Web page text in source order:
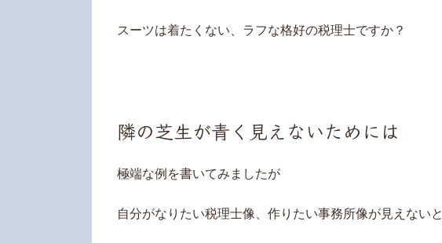
スーツは着たくない、ラフな格好の税理士ですか？
隣の芝生が青く見えないためには
極端な例を書いてみましたが
自分がなりたい税理士像、作りたい事務所像が見えないと